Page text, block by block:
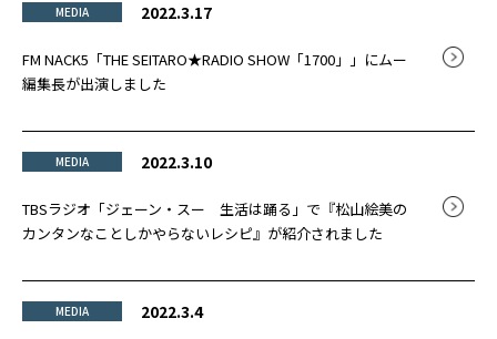
MEDIA 2022.3.17
FM NACK5「THE SEITARO★RADIO SHOW「1700」」にムー
編集長が出演しました
MEDIA 2022.3.10
TBSラジオ「ジェーン・スー 生活は踊る」で『松山絵美の
カンタンなことしかやらないレシピ』が紹介されました
MEDIA 2022.3.4